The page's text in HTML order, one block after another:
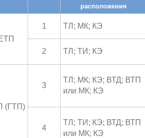
расположения
1 ТЛ; МК; КЭ
2 ТЛ; ТИ; КЭ
(ГТП)
3
ТЛ; МК; КЭ; ВТД; ВТП
или МК; КЭ
4
ТЛ; ТИ; КЭ; ВТД; ВТП
или МК; КЭ